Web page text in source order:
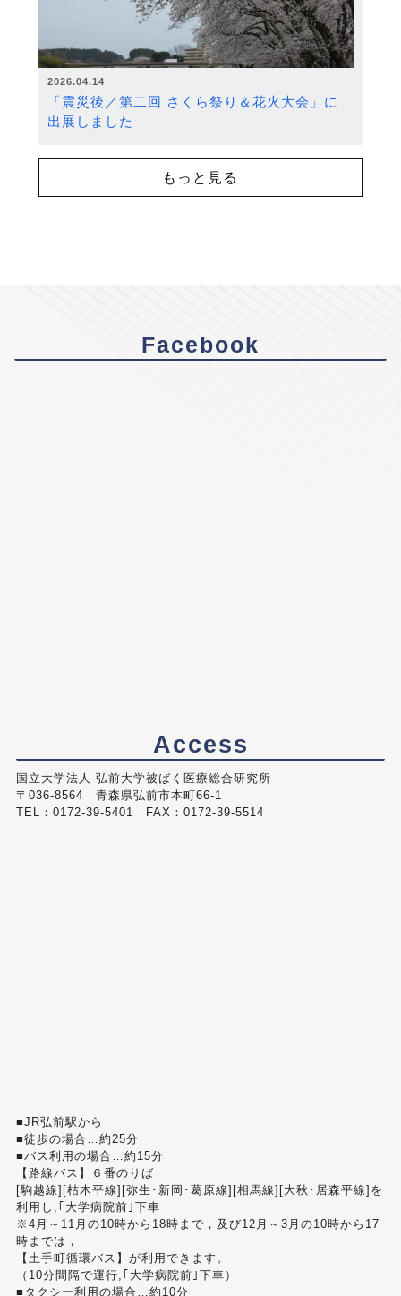
2026.04.14
「震災後／第二回 さくら祭り＆花火大会」に
出展しました
もっと見る
Facebook
Access
国立大学法人 弘前大学被ばく医療総合研究所
〒036-8564 青森県弘前市本町66-1
TEL：0172-39-5401 FAX：0172-39-5514
■JR弘前駅から
■徒歩の場合…約25分
■バス利用の場合…約15分
【路線バス】６番のりば
[駒越線][枯木平線][弥生･新岡･葛原線][相馬線][大秋･居森平線]を
利用し,｢大学病院前｣下車
※4月～11月の10時から18時まで，及び12月～3月の10時から17
時までは，
【土手町循環バス】が利用できます。
（10分間隔で運行,｢大学病院前｣下車）
■タクシー利用の場合…約10分